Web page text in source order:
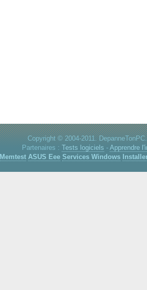
Copyright © 2004-2011.
Partenaires : Tests logiciels - Apprendre
Memtest ASUS Eee Services Windows